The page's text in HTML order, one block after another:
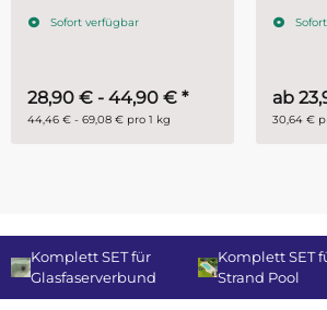
Sofort verfügbar
28,90 € - 44,90 € *
44,46 € - 69,08 € pro 1 kg
ab
30,64 €
Komplett SET für
Glasfaserverbund
Komplett SET
Strand Pool